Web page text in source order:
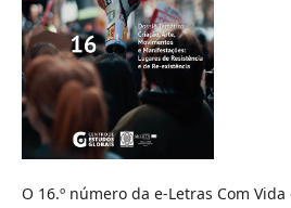
O 16.º número da e-Letras Com